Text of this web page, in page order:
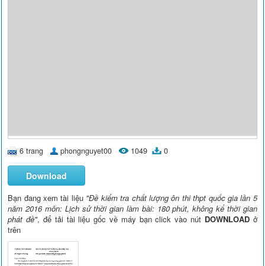
6 trang phongnguyet00 1049 0
Download
Bạn đang xem tài liệu "Đề kiểm tra chất lượng ôn thi thpt quốc gia lần 5
năm 2016 môn: Lịch sử thời gian làm bài: 180 phút, không kể thời gian
phát đề", để tải tài liệu gốc về máy bạn click vào nút DOWNLOADở
trên